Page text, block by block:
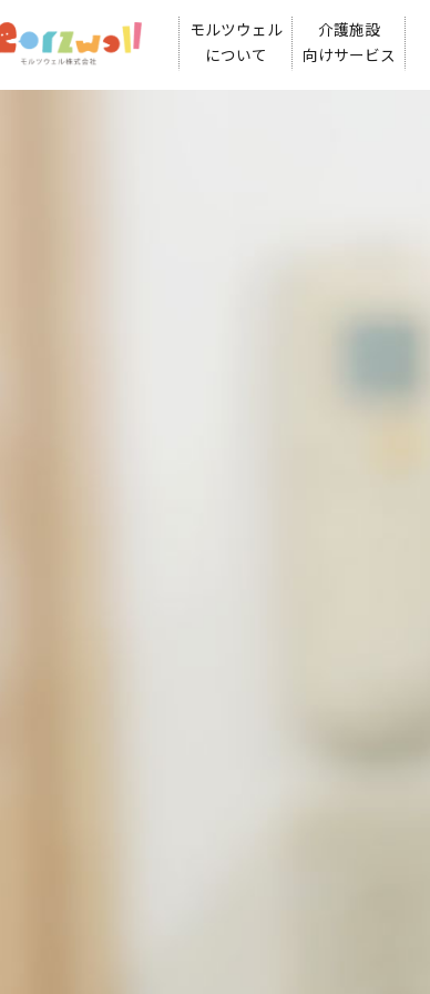
モルツウェル
について
介護施設
向けサービス